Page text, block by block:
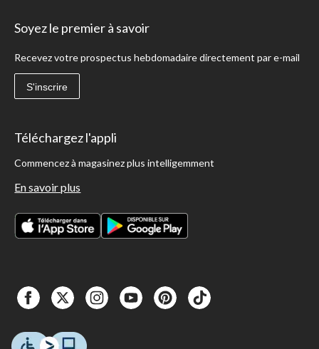
Soyez le premier à savoir
Recevez votre prospectus hebdomadaire directement par e-mail
S'inscrire
Téléchargez l'appli
Commencez à magasinez plus intelligemment
En savoir plus